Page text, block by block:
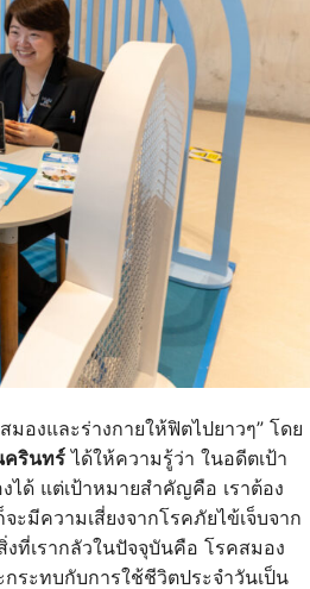
องและร่างกายให้ฟิตไปยาวๆ” โดย
ครินทร์ ได้ให้ความรู้ว่า ในอดีตเป้า
ได้ แต่เป้าหมายสำคัญคือ เราต้อง
มีความเสี่ยงจากโรคภัยไข้เจ็บจาก
ที่เรากลัวในปัจจุบันคือ โรคสมอง
ระทบกับการใช้ชีวิตประจำวันเป็น